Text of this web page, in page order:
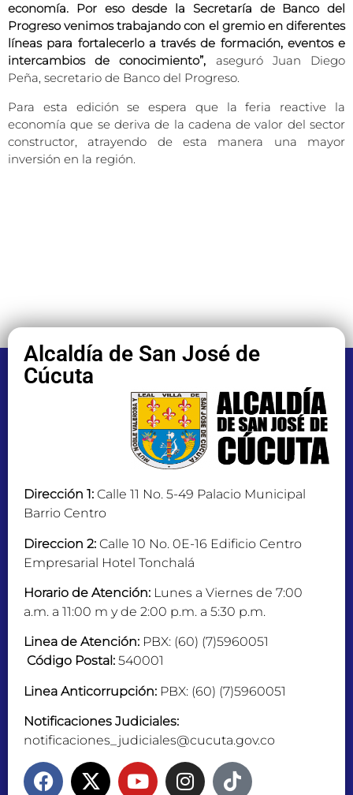
economía. Por eso desde la Secretaría de Banco del
Progreso venimos trabajando con el gremio en diferentes
líneas para fortalecerlo a través de formación, eventos e
intercambios de conocimiento”, aseguró Juan Diego
Peña, secretario de Banco del Progreso.
Para esta edición se espera que la feria reactive la
economía que se deriva de la cadena de valor del sector
constructor, atrayendo de esta manera una mayor
inversión en la región.
Alcaldía de San José de
Cúcuta
Dirección 1: Calle 11 No. 5-49 Palacio Municipal
Barrio Centro
Direccion 2: Calle 10 No. 0E-16 Edificio Centro
Empresarial Hotel Tonchalá
Horario de Atención: Lunes a Viernes de 7:00
a.m. a 11:00 m y de 2:00 p.m. a 5:30 p.m.
Linea de Atención: PBX: (60) (7)5960051
Código Postal: 540001
Linea Anticorrupción: PBX: (60) (7)5960051
Notificaciones Judiciales:
notificaciones_judiciales@cucuta.gov.co